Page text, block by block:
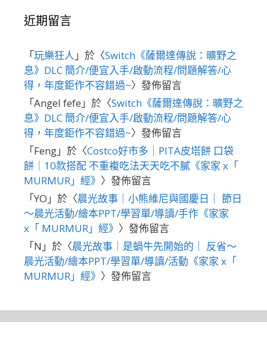
近期留言
「玩樂狂人 」於〈Switch《薩爾達傳說：曠野之
息》DLC 簡介/便宜入手/啟動流程/問題解答/心
得，年度鉅作不容錯過~〉發佈留言
「Angel fefe 」於〈Switch《薩爾達傳說：曠野之
息》DLC 簡介/便宜入手/啟動流程/問題解答/心
得，年度鉅作不容錯過~〉發佈留言
「Feng」於〈Costco好市多｜PITA皮塔餅 口袋
餅｜10款搭配 不重複吃法天天吃不膩《家家 x「
MURMUR」經》 〉發佈留言
「YO 」於〈晨光故事｜小熊維尼與國慶日｜ 節日
～晨光活動/繪本PPT/學習單/導讀/手作《家家
x「 MURMUR」經》 〉發佈留言
「N 」於〈晨光故事｜是蝸牛先開始的｜ 反省～
晨光活動/繪本PPT/學習單/導讀/活動《家家 x「
MURMUR」經》 〉發佈留言